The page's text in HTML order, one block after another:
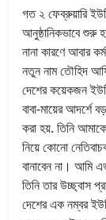
গত ২ ফেব্রুয়ারি
আনুষ্ঠানিকভাবে
নানা কারণে আবার
নতুন নাম তৌহিদ
দেশের কয়েকজন
বাবা-মায়ের আদর্শে
করা হয়. তিনি
নিয়ে কোনো
বানাবেন না। আমি
তিনি তার উচ্ছ্বাস
দেশের এক নম্বর